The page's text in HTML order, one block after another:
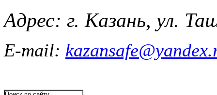
Адрес: г. Казань, ул.
E-mail: